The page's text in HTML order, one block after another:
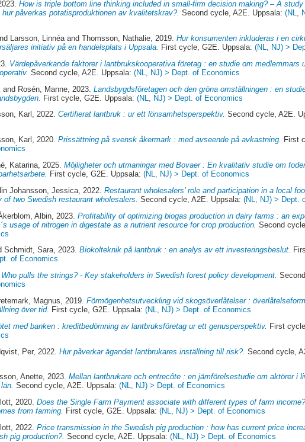
How is triple bottom line thinking included in small-firm decision making? – A
påverkas potatisproduktionen av kvalitetskrav?. Second cycle, A2E. Uppsala:(NL,
Larsson, LinnéaandThomsson, Nathalie, 2019.Hur konsumenten inkluderas i en
initiativ på en handelsplats i Uppsala. First cycle, G2E. Uppsala:(NL, NJ) >
Värdepåverkande faktorer i lantbrukskooperativa företag : en studie om medlemmars
Second cycle, A2E. Uppsala:(NL, NJ) > Dept. of Economics
and Rosén, Manne , 2023.Landsbygdsföretagen och den gröna omställningen : en
First cycle, G2E. Uppsala:(NL, NJ) > Dept. of Economics
Karl , 2022.Certifierat lantbruk : ur ett lönsamhetsperspektiv. Second cycle, A2E.
Karl , 2020.Prissättning på svensk åkermark : med avseende på avkastning. First
Katarina, 2025.Möjligheter och utmaningar med Bovaer : En kvalitativ studie om
First cycle, G2E. Uppsala:(NL, NJ) > Dept. of Economics
Johansson, Jessica , 2022.Restaurant wholesalers’ role and participation in a local
two Swedish restaurant wholesalers. Second cycle, A2E. Uppsala:(NL, NJ) > Dept.
Albin , 2023.Profitability of optimizing biogas production in dairy farms : an
usage of nitrogen in digestate as a nutrient resource for crop production. Second
Schmidt, Sara, 2023.Biokolteknik på lantbruk : en analys av ett investeringsbeslut.
of Economics
Who pulls the strings? - Key stakeholders in Swedish forest policy development.
Magnus, 2019.Förmögenhetsutveckling vid skogsöverlåtelser :
över tid. First cycle, G2E. Uppsala:(NL, NJ) > Dept. of Economics
med banken : kreditbedömning av lantbruksföretag ur ett genusperspektiv. First
Per, 2022.Hur påverkar ägandet lantbrukares inställning till risk?. Second cycle,
Anette, 2023.Mellan lantbrukare och entrecôte : en jämförelsestudie om aktörer i
Second cycle, A2E. Uppsala:(NL, NJ) > Dept. of Economics
, 2020.Does the Single Farm Payment associate with different types of farm
from farming. First cycle, G2E. Uppsala:(NL, NJ) > Dept. of Economics
, 2022.Price transmission in the Swedish pig production : how has current price
pig production?. Second cycle, A2E. Uppsala:(NL, NJ) > Dept. of Economics